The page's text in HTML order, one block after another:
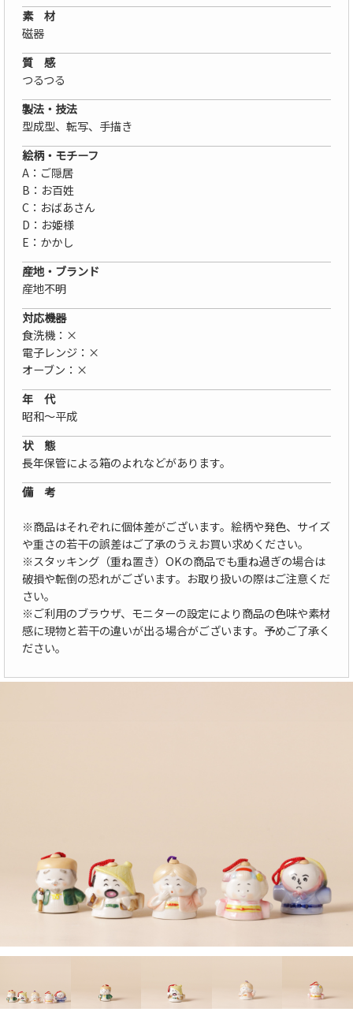
素 材
磁器
質 感
つるつる
製法・技法
型成型、転写、手描き
絵柄・モチーフ
A：ご隠居
B：お百姓
C：おばあさん
D：お姫様
E：かかし
産地・ブランド
産地不明
対応機器
食洗機：×
電子レンジ：×
オーブン：×
年 代
昭和〜平成
状 態
長年保管による箱のよれなどがあります。
備 考
※商品はそれぞれに個体差がございます。絵柄や発色、サイズ
や重さの若干の誤差はご了承のうえお買い求めください。
※スタッキング（重ね置き）OKの商品でも重ね過ぎの場合は
破損や転倒の恐れがございます。お取り扱いの際はご注意くだ
さい。
※ご利用のブラウザ、モニターの設定により商品の色味や素材
感に現物と若干の違いが出る場合がございます。予めご了承く
ださい。